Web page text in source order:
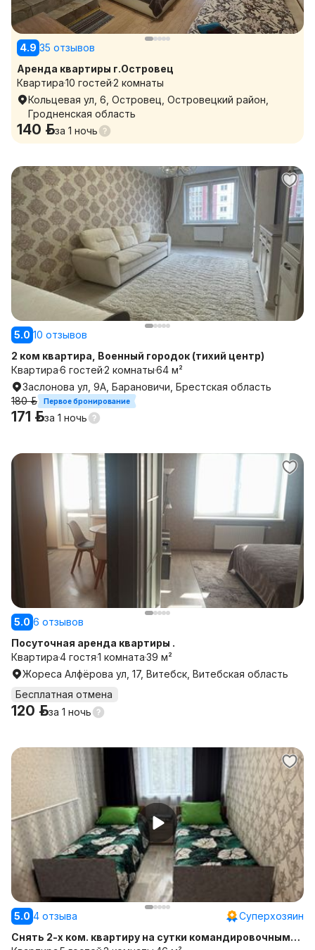
4.9 35 отзывов
Аренда квартиры г.Островец
Квартира10 гостей2 комнаты
Кольцевая ул, 6, Островец, Островецкий район,
Гродненская область
140 р.за 1 ночь
5.0 10 отзывов
2 ком квартира, Военный городок (тихий центр)
Квартира6 гостей2 комнаты64 м²
Заслонова ул, 9А, Барановичи, Брестская область
180 р.
Первое бронирование
171 р.за 1 ночь
5.0 6 отзывов
Посуточная аренда квартиры .
Квартира4 гостя1 комната39 м²
Жореса Алфёрова ул, 17, Витебск, Витебская область
Бесплатная отмена
120 р.за 1 ночь
5.0 4 отзыва
Суперхозяин
Снять 2-х ком. квартиру на сутки командировочным